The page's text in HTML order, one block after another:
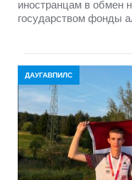
иностранцам в обмен
государством фонды
ДАУГАВПИЛС